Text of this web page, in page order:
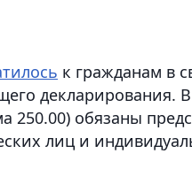
к гражданам в
250.00) обязаны
лиц и